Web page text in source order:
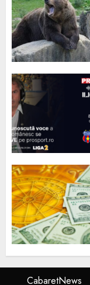
CabaretNews